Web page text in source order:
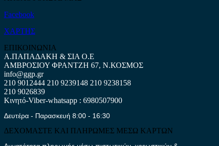
Facebook
ΧΑΡΤΗΣ
ΕΠΙΚΟΙΝΩΝΙΑ
Α.ΠΑΠΑΔΑΚΗ & ΣΙΑ Ο.Ε
ΑΜΒΡΟΣΙΟΥ ΦΡΑΝΤΖΗ 67, Ν.ΚΟΣΜΟΣ
info@ggp.gr
210 9012444 210 9239148 210 9238158
210 9026839
Κινητό-Viber-whatsapp : 6980507900
Δευτέρα - Παρασκευή 8:00 - 16:30
ΔΕΧΟΜΑΣΤΕ ΚΑΙ ΠΛΗΡΩΜΕΣ ΜΕΣΩ ΚΑΡΤΩΝ